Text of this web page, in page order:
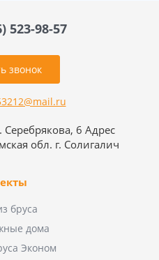
523-98-57
звонок
6 Адрес
обл. г. Солигалич
бруса
дома
Эконом